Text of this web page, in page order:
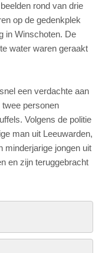
rond van drie
op de gedenkplek
in Winschoten. De
water waren geraakt
een verdachte aan
twee personen
Volgens de politie
man uit Leeuwarden,
minderjarige jongen uit
en zijn teruggebracht